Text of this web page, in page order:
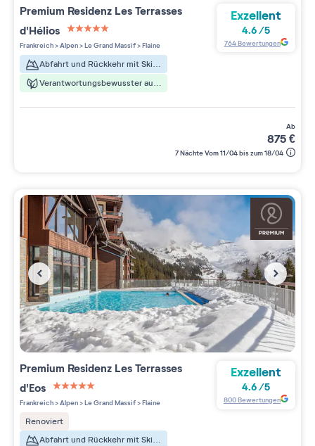
Premium Residenz Les Terrasses
d'Hélios
5 étoiles sur 5
Frankreich>Alpen>Le Grand Massif>Flaine
Abfahrt und Rückkehr mit Skiern
Verantwortungsbewusster aufenthalt
Exzellent
4.6 /5
764Bewertungen
ab
875€
7 Nächte Vom 11/04 bis zum 18/04
Premium Residenz Les Terrasses
d'Eos
5 étoiles sur 5
Frankreich>Alpen>Le Grand Massif>Flaine
Renoviert
Abfahrt und Rückkehr mit Skiern
Exzellent
4.6/5
800Bewertungen